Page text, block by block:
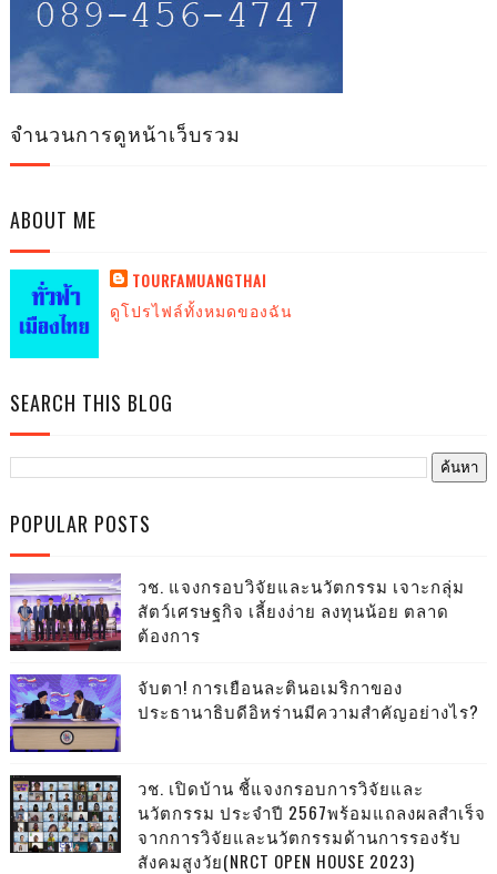
จำนวนการดูหน้าเว็บรวม
ABOUT ME
TOURFAMUANGTHAI
ดูโปรไฟล์ทั้งหมดของฉัน
SEARCH THIS BLOG
POPULAR POSTS
วช. แจงกรอบวิจัยและนวัตกรรม เจาะกลุ่ม
สัตว์เศรษฐกิจ เลี้ยงง่าย ลงทุนน้อย ตลาด
ต้องการ
จับตา! การเยือนละตินอเมริกาของ
ประธานาธิบดีอิหร่านมีความสำคัญอย่างไร?
วช. เปิดบ้าน ชี้แจงกรอบการวิจัยและ
นวัตกรรม ประจำปี 2567พร้อมแถลงผลสำเร็จ
จากการวิจัยและนวัตกรรมด้านการรองรับ
สังคมสูงวัย(NRCT OPEN HOUSE 2023)